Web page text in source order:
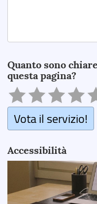
Quanto sono
questa pagina?
Vota il servizio!
Accessibilità